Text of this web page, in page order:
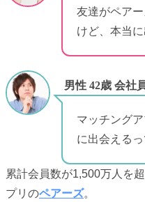
友達がペア
けど、本当
男性 42歳 会社
マッチング
に出会える
累計会員数が1,500万人を
プリのペアーズ。